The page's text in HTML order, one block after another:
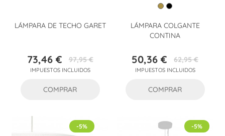
LÁMPARA DE TECHO GARET
Precio
73,46 €Precio
base
97,95 €
IMPUESTOS INCLUIDOS
COMPRAR
LÁMPARA COLGANTE
CONTINA
Precio
50,36 €Precio
base
62,95 €
IMPUESTOS INCLUIDOS
COMPRAR
-5% -5%